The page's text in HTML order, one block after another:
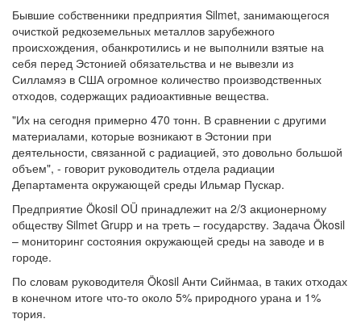
Бывшие собственники предприятия Silmet, занимающегося
очисткой редкоземельных металлов зарубежного
происхождения, обанкротились и не выполнили взятые на
себя перед Эстонией обязательства и не вывезли из
Силламяэ в США огромное количество производственных
отходов, содержащих радиоактивные вещества.
"Их на сегодня примерно 470 тонн. В сравнении с другими
материалами, которые возникают в Эстонии при
деятельности, связанной с радиацией, это довольно большой
объем", - говорит руководитель отдела радиации
Департамента окружающей среды Ильмар Пускар.
Предприятие Ökosil OÜ принадлежит на 2/3 акционерному
обществу Silmet Grupp и на треть – государству. Задача Ökosil
– мониторинг состояния окружающей среды на заводе и в
городе.
По словам руководителя Ökosil Анти Сийнмаа, в таких отходах
в конечном итоге что-то около 5% природного урана и 1%
тория.